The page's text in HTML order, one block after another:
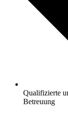
Qualifizierte
Betreuung